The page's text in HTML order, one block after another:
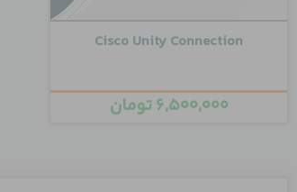
Cisco Unity Connection
۶,۵۰۰,۰۰۰تومان